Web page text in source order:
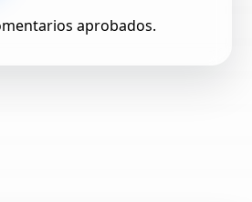
aprobados.